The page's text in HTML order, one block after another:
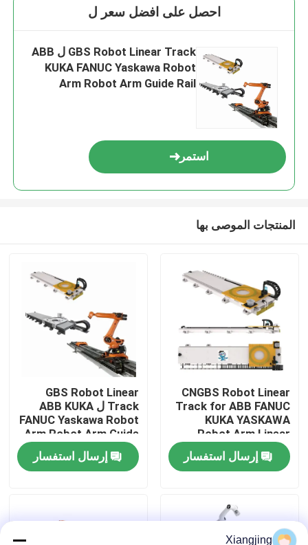
المنزل
فيديوهات
احصل على افضل سعر ل
GBS Robot Linear Track ل ABB
KUKA FANUC Yaskawa Robot
Arm Robot Arm Guide Rail
استمر
المنتجات الموصى بها
CNGBS Robot Linear
Track for ABB FANUC
KUKA YASKAWA
Robot Arm Linear
Guides
إرسال استفسار
GBS Robot Linear
Track ل ABB KUKA
FANUC Yaskawa Robot
Arm Robot Arm Guide
Rail
إرسال استفسار
Xiangjing